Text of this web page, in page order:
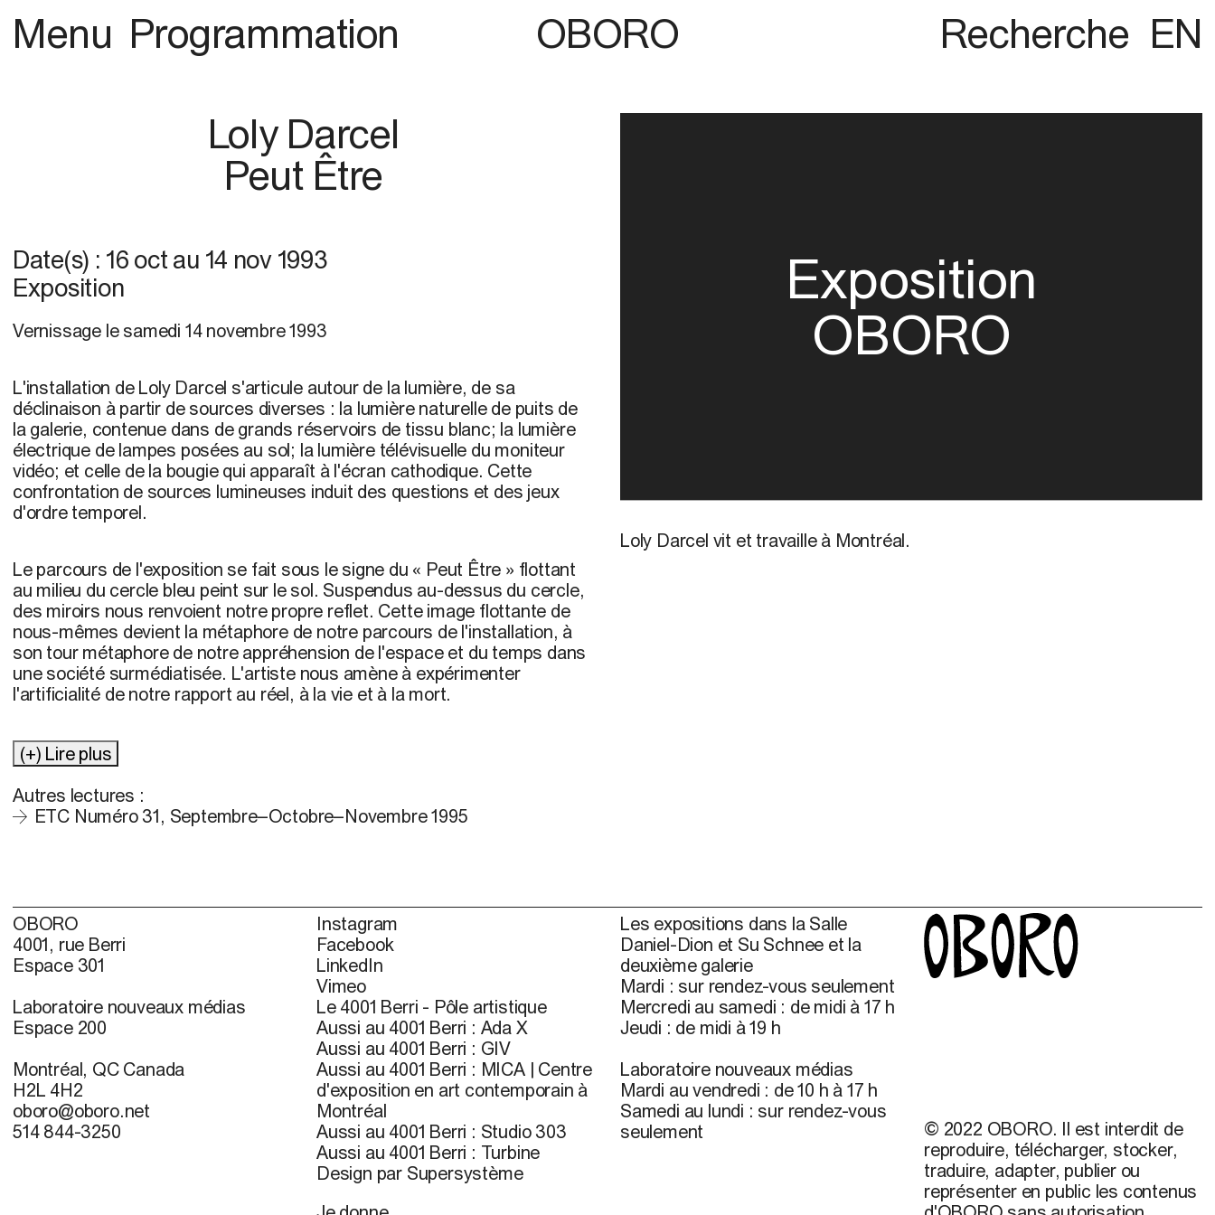
Menu Programmation OBORO Recherche EN
Loly Darcel
Peut Être
Date(s) : 16 oct au 14 nov 1993
Exposition
Vernissage le samedi 14 novembre 1993
L'installation de Loly Darcel s'articule autour de la lumière, de sa
déclinaison à partir de sources diverses : la lumière naturelle de puits de
la galerie, contenue dans de grands réservoirs de tissu blanc; la lumière
électrique de lampes posées au sol; la lumière télévisuelle du moniteur
vidéo; et celle de la bougie qui apparaît à l'écran cathodique. Cette
confrontation de sources lumineuses induit des questions et des jeux
d'ordre temporel.
Le parcours de l'exposition se fait sous le signe du « Peut Être » flottant
au milieu du cercle bleu peint sur le sol. Suspendus au-dessus du cercle,
des miroirs nous renvoient notre propre reflet. Cette image flottante de
nous-mêmes devient la métaphore de notre parcours de l'installation, à
son tour métaphore de notre appréhension de l'espace et du temps dans
une société surmédiatisée. L'artiste nous amène à expérimenter
l'artificialité de notre rapport au réel, à la vie et à la mort.
(+) Lire plus
Autres lectures :
ETC Numéro 31, Septembre–Octobre–Novembre 1995
Exposition
OBORO
Loly Darcel vit et travaille à Montréal.
OBORO
4001, rue Berri
Espace 301
Laboratoire nouveaux médias
Espace 200
Montréal, QC Canada
H2L 4H2
oboro@oboro.net
514 844-3250
Instagram
Facebook
LinkedIn
Vimeo
Le 4001 Berri - Pôle artistique
Aussi au 4001 Berri : Ada X
Aussi au 4001 Berri : GIV
Aussi au 4001 Berri : MICA | Centre
d'exposition en art contemporain à
Montréal
Aussi au 4001 Berri : Studio 303
Aussi au 4001 Berri : Turbine
Design par Supersystème
Les expositions dans la Salle
Daniel-Dion et Su Schnee et la
deuxième galerie
Mardi : sur rendez-vous seulement
Mercredi au samedi : de midi à 17 h
Jeudi : de midi à 19 h
Laboratoire nouveaux médias
Mardi au vendredi : de 10 h à 17 h
Samedi au lundi : sur rendez-vous
seulement
© 2022 OBORO. Il est interdit de
reproduire, télécharger, stocker,
traduire, adapter, publier ou
représenter en public les contenus